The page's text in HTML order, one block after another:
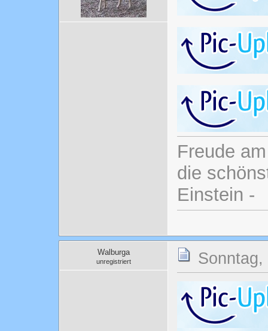
Freude
die
Einstein -
Walburga
unregistriert